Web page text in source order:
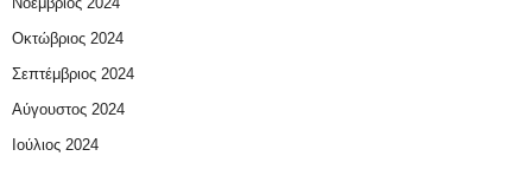
Οκτώβριος 2024
Σεπτέμβριος 2024
Αύγουστος 2024
Ιούλιος 2024